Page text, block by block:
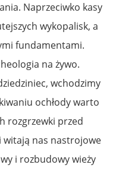
Naprzeciwko kasy
wykopalisk, a
fundamentami.
na żywo.
wchodzimy
ochłody warto
rozgrzewki przed
witają nas nastrojowe
i rozbudowy wieży